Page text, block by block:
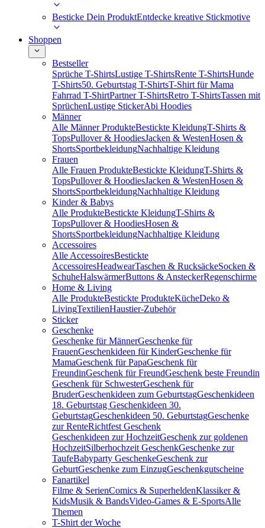
Besticke Dein ProduktEntdecke kreative Stickmotive
Shoppen
Bestseller
Sprüche T-ShirtsLustige T-ShirtsRente T-ShirtsHunde
T-Shirts50. Geburtstag T-ShirtsT-Shirt für Mama
Fahrrad T-ShirtPartner T-ShirtsRetro T-ShirtsTassen mit
SprüchenLustige StickerAbi Hoodies
Männer
Alle Männer ProdukteBestickte KleidungT-Shirts &
TopsPullover & HoodiesJacken & WestenHosen &
ShortsSportbekleidungNachhaltige Kleidung
Frauen
Alle Frauen ProdukteBestickte KleidungT-Shirts &
TopsPullover & HoodiesJacken & WestenHosen &
ShortsSportbekleidungNachhaltige Kleidung
Kinder & Babys
Alle ProdukteBestickte KleidungT-Shirts &
TopsPullover & HoodiesHosen &
ShortsSportbekleidungNachhaltige Kleidung
Accessoires
Alle AccessoiresBestickte
AccessoiresHeadwearTaschen & RucksäckeSocken &
SchuheHalswärmerButtons & AnsteckerRegenschirme
Home & Living
Alle ProdukteBestickte ProdukteKücheDeko &
LivingTextilienHaustier-Zubehör
Sticker
Geschenke
Geschenke für MännerGeschenke für
FrauenGeschenkideen für KinderGeschenke für
MamaGeschenk für PapaGeschenk für
FreundinGeschenk für FreundGeschenk beste Freundin
Geschenk für SchwesterGeschenk für
BruderGeschenkideen zum GeburtstagGeschenkideen
18. Geburtstag Geschenkideen 30.
GeburtstagGeschenkideen 50. GeburtstagGeschenke
zur RenteRichtfest Geschenk
Geschenkideen zur HochzeitGeschenk zur goldenen
HochzeitSilberhochzeit GeschenkGeschenke zur
TaufeBabyparty GeschenkeGeschenk zur
GeburtGeschenke zum EinzugGeschenkgutscheine
Fanartikel
Filme & SerienComics & SuperheldenKlassiker &
KidsMusik & BandsVideo-Games & E-SportsAlle
Themen
T-Shirt der Woche